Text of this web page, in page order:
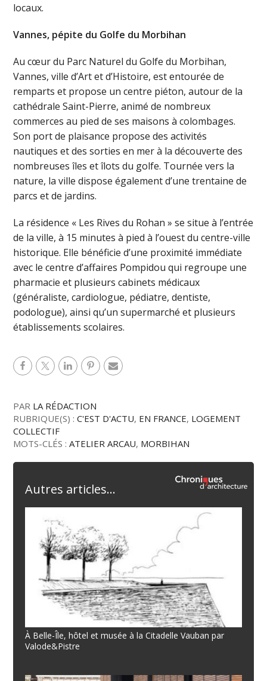
locaux.
Vannes, pépite du Golfe du Morbihan
Au cœur du Parc Naturel du Golfe du Morbihan,
Vannes, ville d’Art et d’Histoire, est entourée de
remparts et propose un centre piéton, autour de la
cathédrale Saint-Pierre, animé de nombreux
commerces au pied de ses maisons à colombages.
Son port de plaisance propose des activités
nautiques et des sorties en mer à la découverte des
nombreuses îles et îlots du golfe. Tournée vers la
nature, la ville dispose également d’une trentaine de
parcs et de jardins.
La résidence « Les Rives du Rohan » se situe à l’entrée
de la ville, à 15 minutes à pied à l’ouest du centre-ville
historique. Elle bénéficie d’une proximité immédiate
avec le centre d’affaires Pompidou qui regroupe une
pharmacie et plusieurs cabinets médicaux
(généraliste, cardiologue, pédiatre, dentiste,
podologue), ainsi qu’un supermarché et plusieurs
établissements scolaires.
PAR LA RÉDACTION
RUBRIQUE(S) :C'EST D'ACTU, EN FRANCE, LOGEMENT
COLLECTIF
MOTS-CLÉS :ATELIER ARCAU, MORBIHAN
Autres articles...
À Belle-Île, hôtel et musée à la Citadelle Vauban par
Valode&Pistre